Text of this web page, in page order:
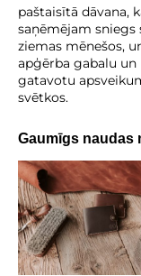
paštaisītā dāvana,
saņēmējam sniegs
ziemas mēnešos,
apģērba gabalu un
gatavotu
svētkos.
Gaumīgs naudas